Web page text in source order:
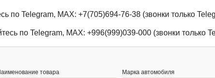
по Telegram, MAX: +7(705)694-76-38 (звонки только
по Telegram, MAX: +996(999)039-000 (звонки только
товара Марка автомобиля